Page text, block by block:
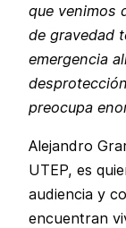
que venimos
de gravedad
emergencia
preocupa
Alejandro
UTEP, es
audiencia y
encuentran